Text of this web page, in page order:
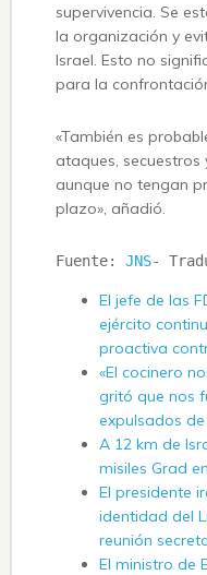
supervivencia. Se
la organización y
Israel. Esto no
para la
«También es
ataques,
aunque no tengan
plazo», añadió.
Fuente: JNS-
El jefe de las
ejército
proactiva
«El cocinero
gritó que nos
expulsados
A 12 km de
misiles Grad
El presidente
identidad del
reunión
El ministro de